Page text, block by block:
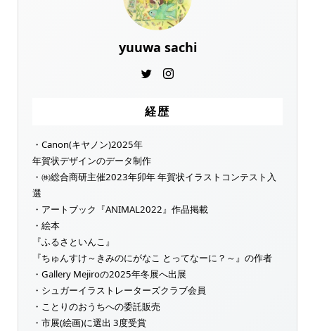
yuuwa sachi
経歴
・Canon(キヤノン)2025年
年賀状デザインのデータ制作
・㈱総合商研主催2023年卯年 年賀状イラストコンテスト入
選
・アートブック『ANIMAL2022』作品掲載
・絵本
『ふるさといんこ』
『ちゅんすけ～きみのにがなこ とってなーに？～』の作者
・Gallery Mejiroの2025年冬展へ出展
・シュガーイラストレーターズクラブ会員
・ことりのおうちへの委託販売
・市展(絵画)に選出 3度受賞